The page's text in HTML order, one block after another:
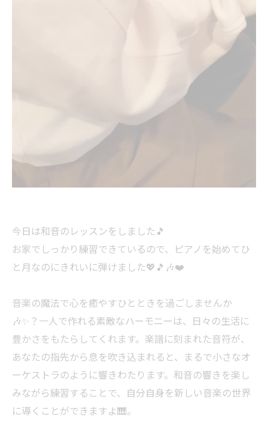
今日は和音のレッスンをしました🎵
お家でしっかり練習できているので、ピアノを始めてひ
と月なのにきれいに弾けました💖🎵🎶❤️
音楽の魔法で心を癒やすひとときを過ごしませんか
🎶✨？一人で作れる素敵なハーモニーは、日々の生活に
豊かさをもたらしてくれます。楽譜に刻まれた音符が、
あなたの指先から息を吹き込まれると、まるで小さなオ
ーケストラのように響きわたります。和音の響きを楽し
みながら練習することで、自分自身を新しい音楽の世界
に導くことができますよ🎹。